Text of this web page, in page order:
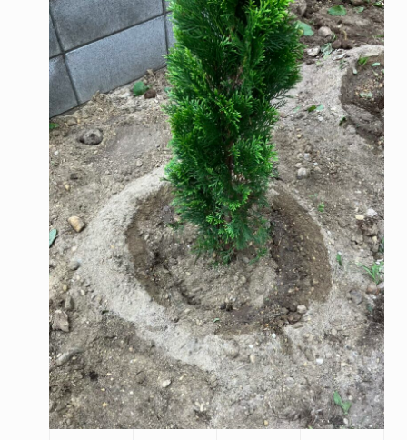
@hirose_giken
@hirosegiken
資料請求はこちら
Copyright(c) hirosegiken .All Rights Reserved.